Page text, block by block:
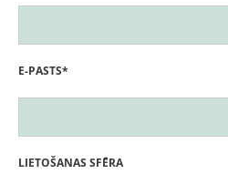
E-PASTS*
LIETOŠANAS SFĒRA